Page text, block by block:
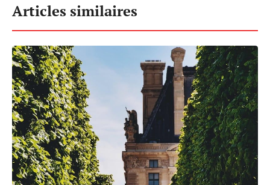
Articles similaires